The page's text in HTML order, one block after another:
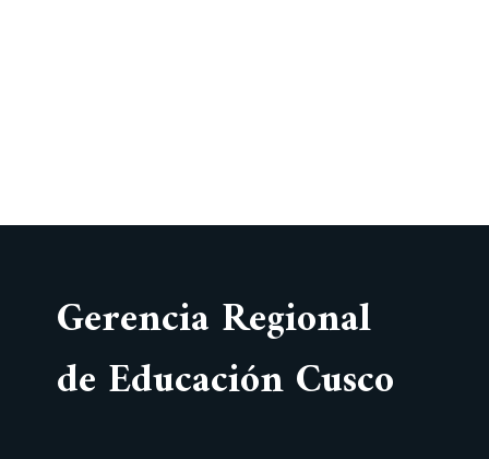
Gerencia Regional
de Educación Cusco